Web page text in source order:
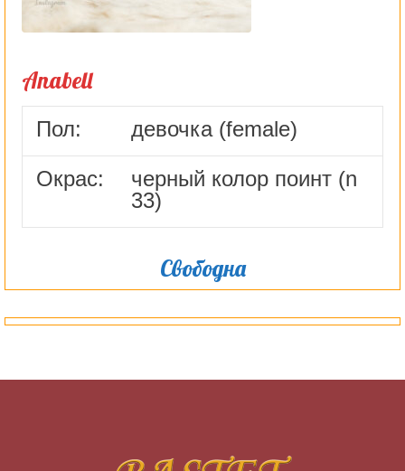
Anabell
Пол: девочка (female)
Окрас:
черный колор поинт (n
33)
Свободна